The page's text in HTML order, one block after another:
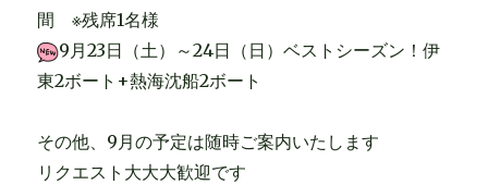
間 ※残席1名様
9月23日（土）～24日（日）ベストシーズン！伊
東2ボート+熱海沈船2ボート
その他、9月の予定は随時ご案内いたします
リクエスト大大大歓迎です